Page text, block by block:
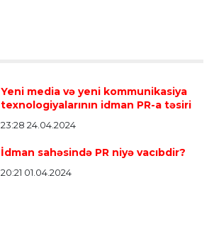
Yeni media və yeni kommunikasiya
texnologiyalarının idman PR-a təsiri
23:28 24.04.2024
İdman sahəsində PR niyə vacıbdir?
20:21 01.04.2024